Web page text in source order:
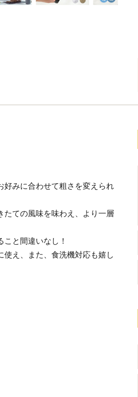
好みに合わせて粗さを変えられ
たての風味を味わえ、より一層
と間違いなし！
使え、また、食洗機対応も嬉し